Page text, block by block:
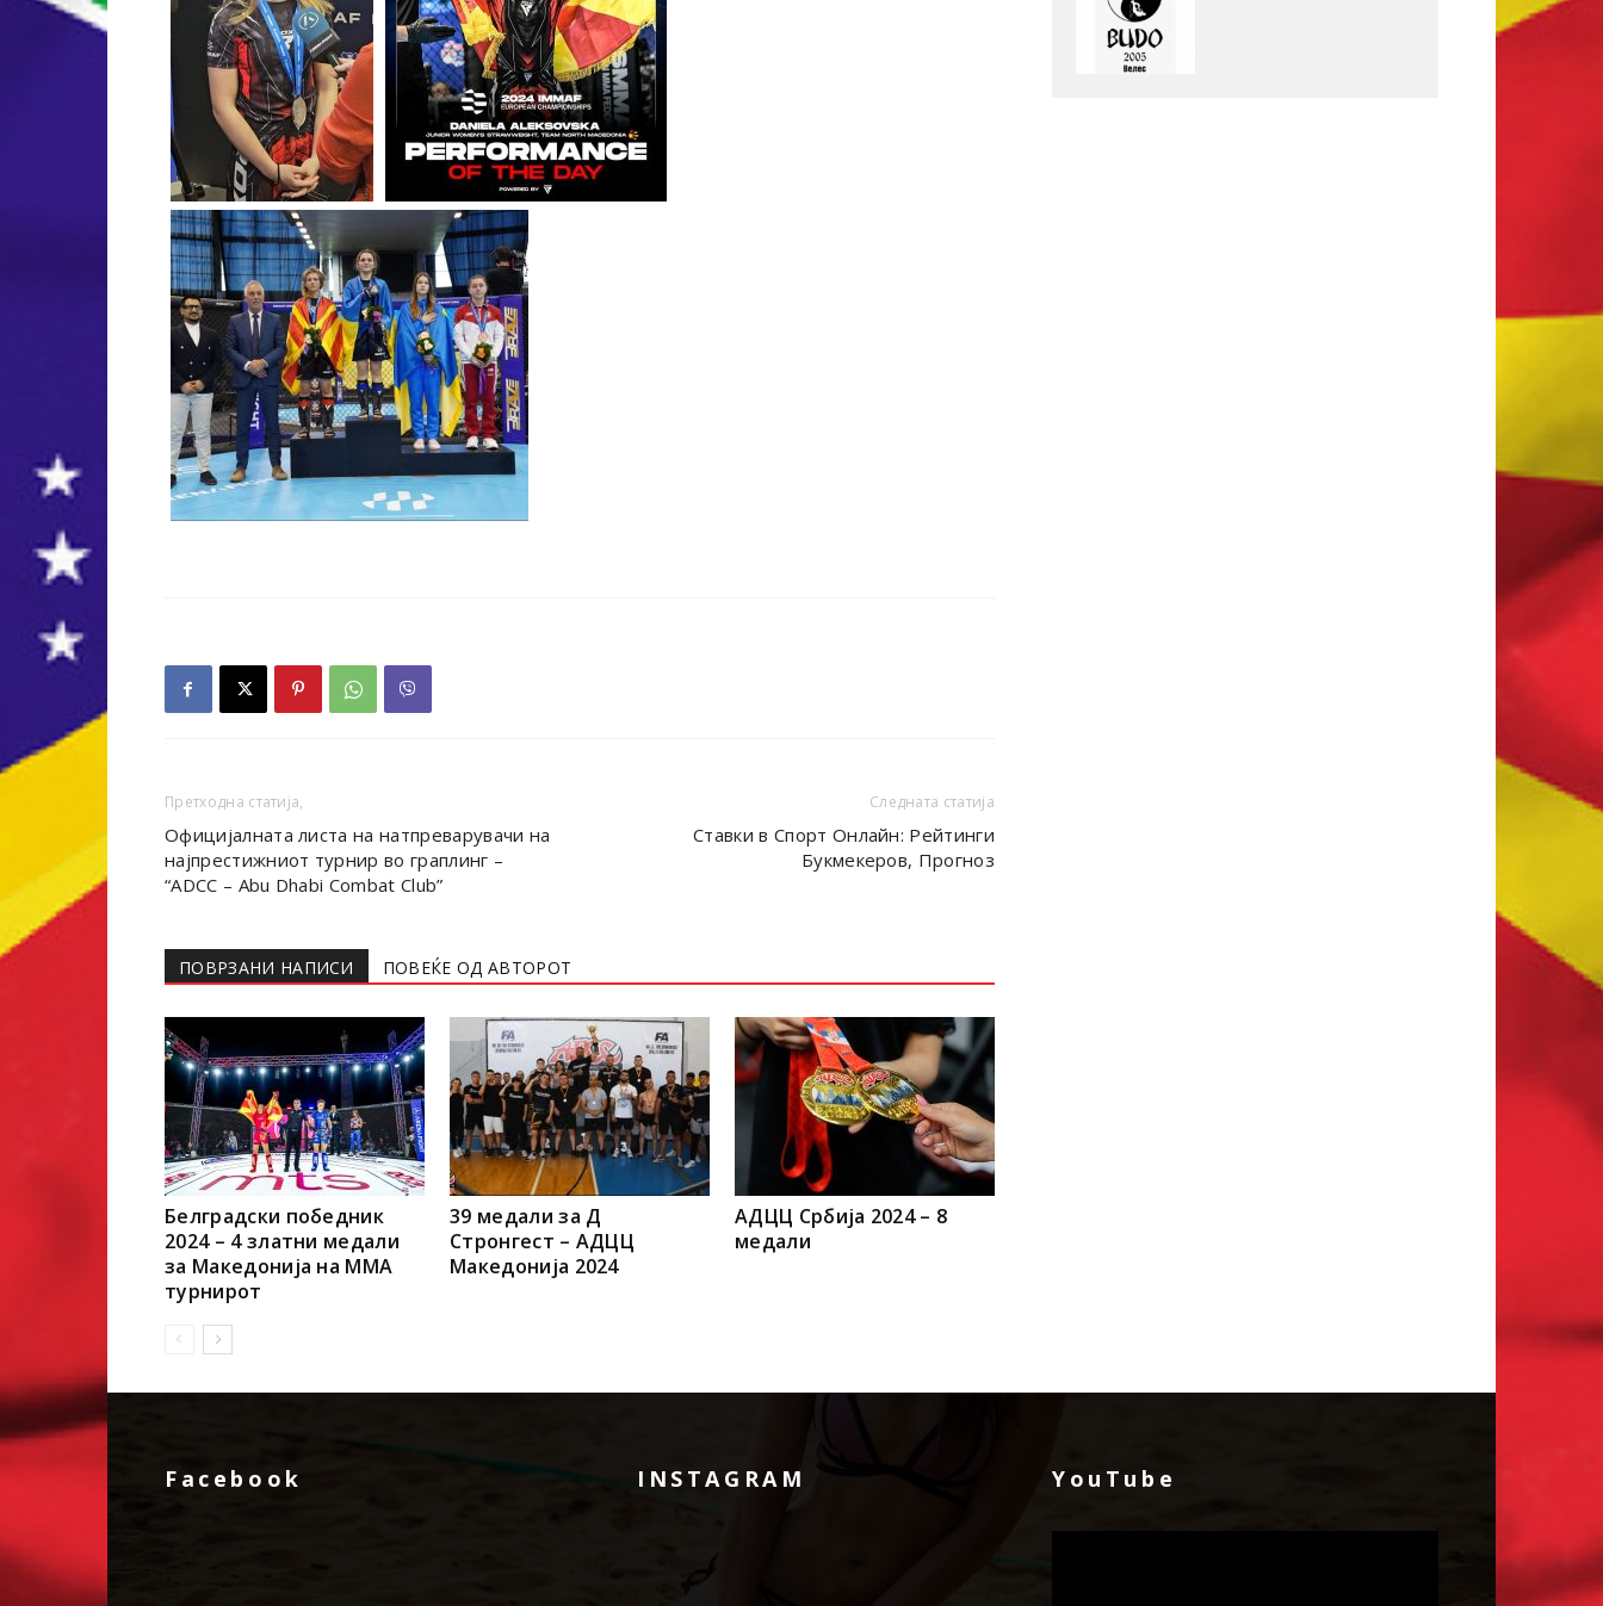
Претходна статија,
Официјалната листа на натпреварувачи на
најпрестижниот турнир во граплинг –
“ADCC – Abu Dhabi Combat Club”
Следната статија
Ставки в Спорт Онлайн: Рейтинги
Букмекеров, Прогноз
ПОВРЗАНИ НАПИСИ ПОВЕЌЕ ОД АВТОРОТ
Белградски победник
2024 – 4 златни медали
за Македонија на ММА
турнирот
39 медали за Д
Стронгест – АДЦЦ
Македонија 2024
АДЦЦ Србија 2024 – 8
медали
Facebook INSTAGRAM YouTube